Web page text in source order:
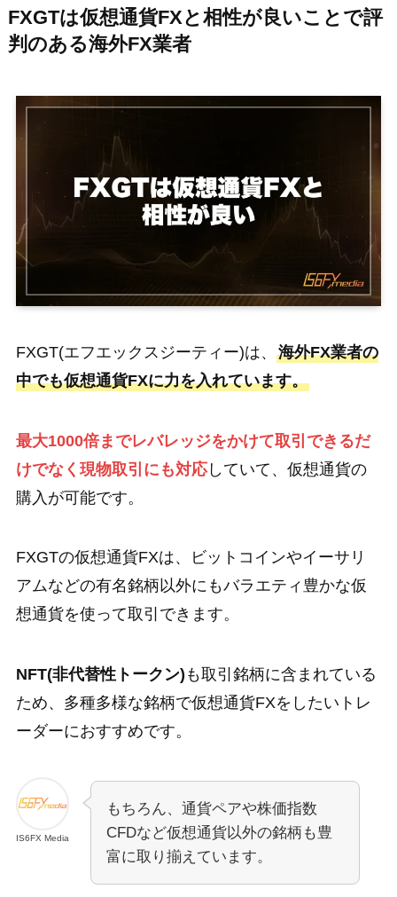
FXGTは仮想通貨FXと相性が良いことで評
判のある海外FX業者
FXGT(エフエックスジーティー)は、 海外FX業者の
中でも仮想通貨FXに力を入れています。
最大1000倍までレバレッジをかけて取引できるだ
けでなく現物取引にも対応していて、仮想通貨の
購入が可能です。
FXGTの仮想通貨FXは、ビットコインやイーサリ
アムなどの有名銘柄以外にもバラエティ豊かな仮
想通貨を使って取引できます。
NFT(非代替性トークン) も取引銘柄に含まれている
ため、多種多様な銘柄で仮想通貨FXをしたいトレ
ーダーにおすすめです。
IS6FX Media
もちろん、通貨ペアや株価指数
CFDなど仮想通貨以外の銘柄も豊
富に取り揃えています。